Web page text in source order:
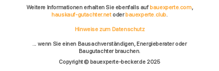
Weitere Informationen erhalten Sie ebenfalls auf bauexperte.com,
hauskauf-gutachter.netoderbauexperte.club.
Hinweise zum Datenschutz
... wenn Sie einen Bausachverständigen, Energieberater oder
Baugutachter brauchen.
Copyright © bauexperte-becker.de 2025